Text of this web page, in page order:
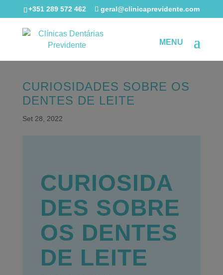
+351 289 572 462 geral@clinicaprevidente.com
CURIOSIDADES SOBRE OS
DENTES DE LEITE
Set 28, 2022
CURIOSIDA
DES SOBRE
OS DENTES
DE LEITE